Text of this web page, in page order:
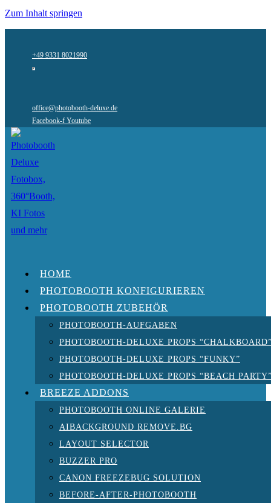
Zum Inhalt springen
+49 9331 8021990
office@photobooth-deluxe.de
Facebook-f Youtube
HOME
PHOTOBOOTH KONFIGURIEREN
PHOTOBOOTH ZUBEHÖR
PHOTOBOOTH-AUFGABEN
PHOTOBOOTH-DELUXE PROPS
PHOTOBOOTH-DELUXE PROPS “FUNKY”
PHOTOBOOTH-DELUXE PROPS “BEACH
BREEZE ADDONS
PHOTOBOOTH ONLINE GALERIE
AIBACKGROUND REMOVE.BG
LAYOUT SELECTOR
BUZZER PRO
CANON FREEZEBUG SOLUTION
BEFORE-AFTER-PHOTOBOOTH